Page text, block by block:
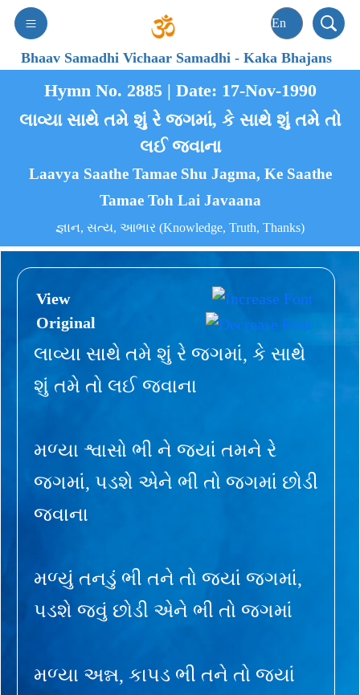
Bhaav Samadhi Vichaar Samadhi-Kaka Bhajans
Hymn No. 2885 | Date: 17-Nov-1990
લાવ્યા સાથે તમે શું રે જગમાં, કે સાથે શું તમે તો
લઈ જવાના
Laavya Saathe Tamae Shu Jagma, Ke Saathe
Tamae Toh Lai Javaana
જ્ઞાન, સત્ય, આભાર (Knowledge, Truth, Thanks)
View
Original
લાવ્યા સાથે તમે શું રે જગમાં, કે સાથે
શું તમે તો લઈ જવાના
મળ્યા શ્વાસો ભી ને જ્યાં તમને રે
જગમાં, પડશે એને ભી તો જગમાં છોડી
જવાના
મળ્યું તનડું ભી તને તો જ્યાં જગમાં,
પડશે જવું છોડી એને ભી તો જગમાં
મળ્યા અન્ન, કાપડ ભી તને તો જ્યાં